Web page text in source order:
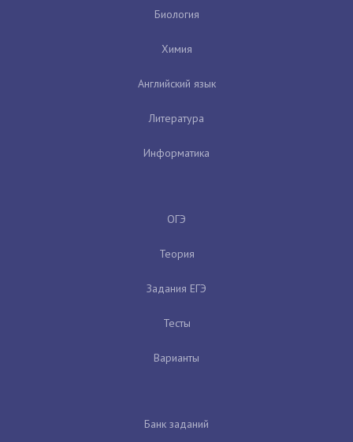
Биология
Химия
Английский язык
Литература
Информатика
ОГЭ
Теория
Задания ЕГЭ
Тесты
Варианты
Банк заданий